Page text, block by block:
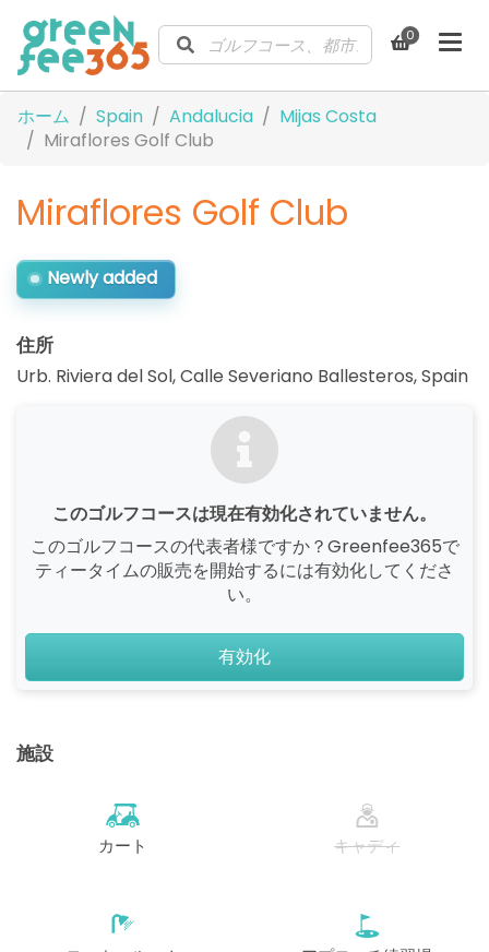
0
ホーム Spain Andalucia
Mijas Costa
Miraflores Golf Club
Miraflores Golf Club
Newly added
住所
Urb. Riviera del Sol, Calle Severiano Ballesteros,Spain
このゴルフコースは現在有効化されていません。
このゴルフコースの代表者様ですか？Greenfee365で
ティータイムの販売を開始するには有効化してくださ
い。
有効化
施設
カート キャディ